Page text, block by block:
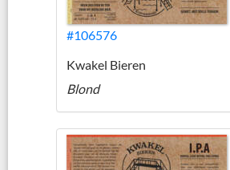
#106576
Kwakel Bieren
Blond